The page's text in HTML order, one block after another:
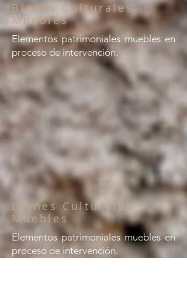
Bienes Culturales
Muebles
Elementos patrimoniales muebles en
proceso de intervención.
Bienes Culturales
Muebles
Elementos patrimoniales muebles en
proceso de intervención.